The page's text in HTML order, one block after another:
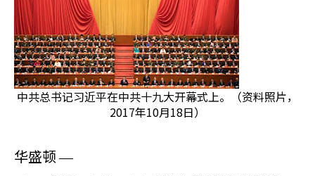
中共总书记习近平在中共十九大开幕式上。（资料照片，
2017年10月18日）
华盛顿 —